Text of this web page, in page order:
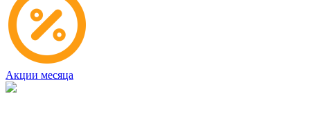
Акции месяца